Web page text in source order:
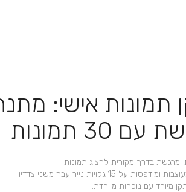
תמונות אישי:
30 תמונות
ומרגשת בדרך מקורית להציג תמונות
מיוחד עם נוכחות מיוחדת.